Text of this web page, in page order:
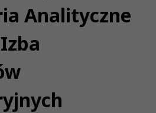
Analityczne